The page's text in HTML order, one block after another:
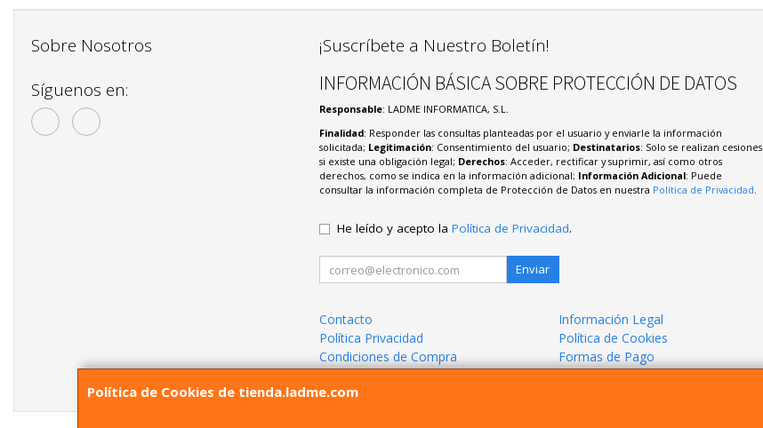
Política de Cookies de tienda.ladme.com
Sobre Nosotros
Síguenos en:
¡Suscríbete a Nuestro Boletín!
INFORMACIÓN BÁSICA SOBRE PROTECCIÓN DE DATOS
Responsable: LADME INFORMATICA, S.L.
Finalidad: Responder las consultas planteadas por el usuario y enviarle la información
solicitada; Legitimación: Consentimiento del usuario; Destinatarios: Solo se realizan cesiones
si existe una obligación legal; Derechos: Acceder, rectificar y suprimir, así como otros
derechos, como se indica en la información adicional; Información Adicional: Puede
consultar la información completa de Protección de Datos en nuestra Política de Privacidad
He leído y acepto la Política de Privacidad.
Enviar
Contacto
Información Legal
Política Privacidad
Política de Cookies
Condiciones de Compra
Formas de Pago
¿Quienes Somos?